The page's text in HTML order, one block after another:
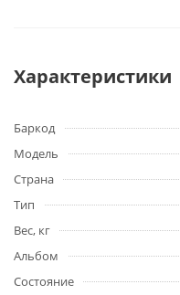
Характеристики
Баркод
Модель
Страна
Тип
Вес, кг
Альбом
Состояние